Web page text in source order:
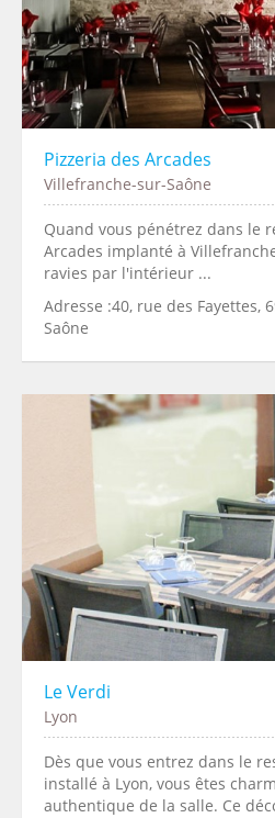
Pizzeria des Arcades
Villefranche-sur-Saône
Quand vous pénétrez dans le
Arcades implanté à
ravies par l'intérieur ...
Adresse :40, rue des Fayettes,
Saône
Le Verdi
Lyon
Dès que vous entrez dans le
installé à Lyon, vous êtes
authentique de la salle. Ce